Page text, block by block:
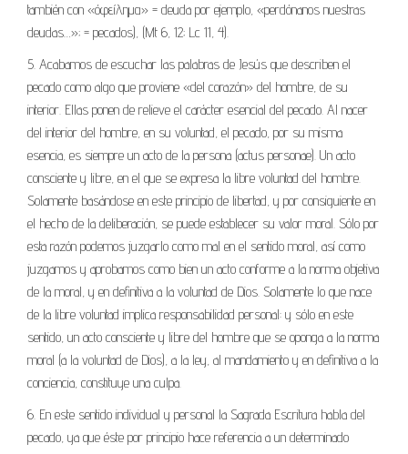
también con «όφείλημα» = deuda por ejemplo, «perdónanos nuestras
deudas…»; = pecados), (Mt 6, 12; Lc 11, 4).
5. Acabamos de escuchar las palabras de Jesús que describen el
pecado como algo que proviene «del corazón» del hombre, de su
interior. Ellas ponen de relieve el carácter esencial del pecado. Al nacer
del interior del hombre, en su voluntad, el pecado, por su misma
esencia, es siempre un acto de la persona (actus personae). Un acto
consciente y libre, en el que se expresa la libre voluntad del hombre.
Solamente basándose en este principio de libertad, y por consiguiente en
el hecho de la deliberación, se puede establecer su valor moral. Sólo por
esta razón podemos juzgarlo como mal en el sentido moral, así como
juzgamos y aprobamos como bien un acto conforme a la norma objetiva
de la moral, y en definitiva a la voluntad de Dios. Solamente lo que nace
de la libre voluntad implica responsabilidad personal: y sólo en este
sentido, un acto consciente y libre del hombre que se oponga a la norma
moral (a la voluntad de Dios), a la ley, al mandamiento y en definitiva a la
conciencia, constituye una culpa.
6. En este sentido individual y personal la Sagrada Escritura habla del
pecado, ya que éste por principio hace referencia a un determinado